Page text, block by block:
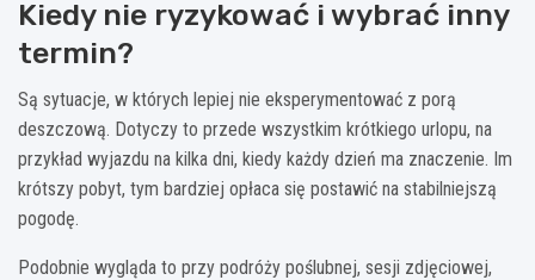
Kiedy nie ryzykować i wybrać inny
termin?
Są sytuacje, w których lepiej nie eksperymentować z porą
deszczową. Dotyczy to przede wszystkim krótkiego urlopu, na
przykład wyjazdu na kilka dni, kiedy każdy dzień ma znaczenie. Im
krótszy pobyt, tym bardziej opłaca się postawić na stabilniejszą
pogodę.
Podobnie wygląda to przy podróży poślubnej, sesji zdjęciowej,